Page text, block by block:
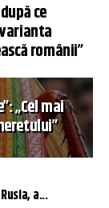
ce
românii”
„Cel mai
a...